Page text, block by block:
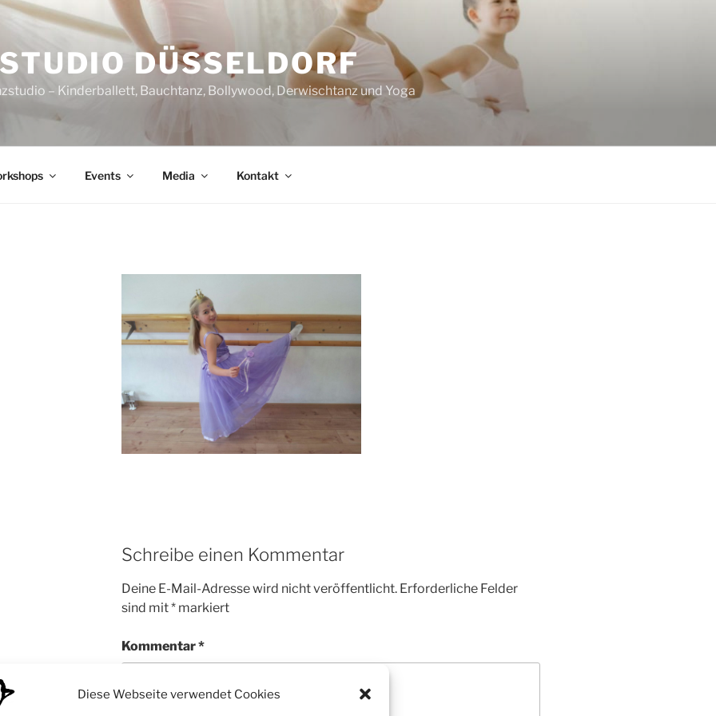
Diese Webseite verwendet Cookies
DÜSSELDORF
– Kinderballett, Bauchtanz, Bollywood, Derwischtanz und Yoga
Events Media Kontakt
Schreibe einen Kommentar
Deine E-Mail-Adresse wird nicht veröffentlicht. Erforderliche Felder
sind mit*markiert
Kommentar*